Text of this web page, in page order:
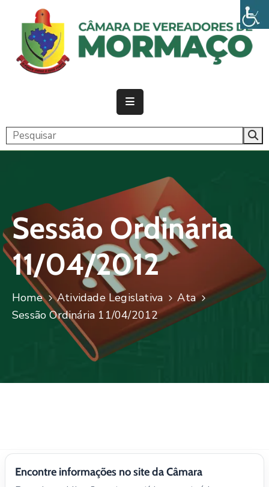
PÁGINA
INICIAL
LEGISLATIVA
CONTATO
Sessão Ordinária
11/04/2012
Home Atividade Legislativa
Ata
Sessão Ordinária 11/04/2012
Encontre informações no site da Câmara